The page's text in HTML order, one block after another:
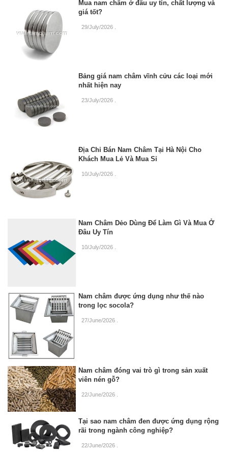
Mua nam châm ở đâu uy tín, chất lượng và
giá tốt?
29/July/2026
Bảng giá nam châm vĩnh cửu các loại mới
nhất hiện nay
23/July/2026
Địa Chỉ Bán Nam Châm Tại Hà Nội Cho
Khách Mua Lẻ Và Mua Sỉ
10/July/2026
Nam Châm Dẻo Dùng Để Làm Gì Và Mua Ở
Đâu Uy Tín
10/July/2026
Nam châm được ứng dụng như thế nào
trong lọc socola?
27/June/2026
Nam châm đóng vai trò gì trong sản xuất
viên nén gỗ?
22/June/2026
Tại sao nam châm đen được ứng dụng rộng
rãi trong ngành công nghiệp?
22/June/2026